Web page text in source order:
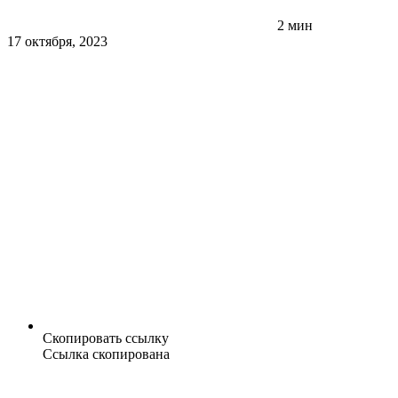
2 мин
17 октября, 2023
Скопировать ссылку
Ссылка скопирована